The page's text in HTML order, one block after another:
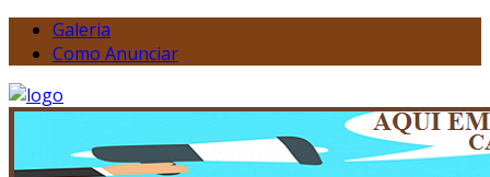
Galeria
Como Anunciar